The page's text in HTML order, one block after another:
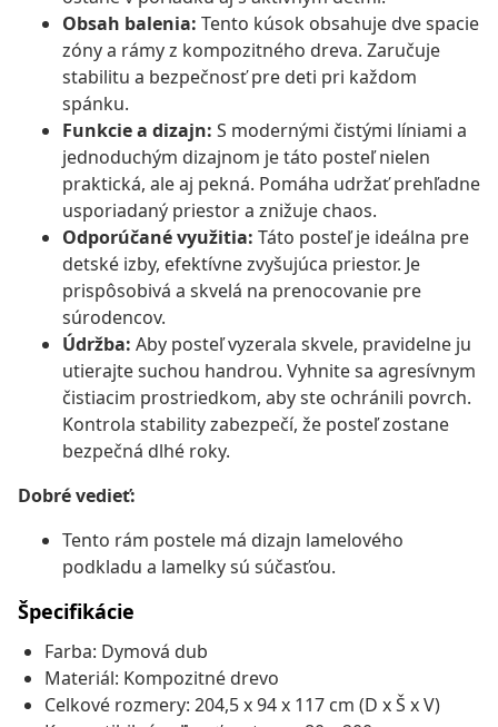
Obsah balenia: Tento kúsok obsahuje dve spacie
zóny a rámy z kompozitného dreva. Zaručuje
stabilitu a bezpečnosť pre deti pri každom
spánku.
Funkcie a dizajn: S modernými čistými líniami a
jednoduchým dizajnom je táto posteľ nielen
praktická, ale aj pekná. Pomáha udržať prehľadne
usporiadaný priestor a znižuje chaos.
Odporúčané využitia: Táto posteľ je ideálna pre
detské izby, efektívne zvyšujúca priestor. Je
prispôsobivá a skvelá na prenocovanie pre
súrodencov.
Údržba: Aby posteľ vyzerala skvele, pravidelne ju
utierajte suchou handrou. Vyhnite sa agresívnym
čistiacim prostriedkom, aby ste ochránili povrch.
Kontrola stability zabezpečí, že posteľ zostane
bezpečná dlhé roky.
Dobré vedieť:
Tento rám postele má dizajn lamelového
podkladu a lamelky sú súčasťou.
Špecifikácie
Farba: Dymová dub
Materiál: Kompozitné drevo
Celkové rozmery: 204,5 x 94 x 117 cm (D x Š x V)